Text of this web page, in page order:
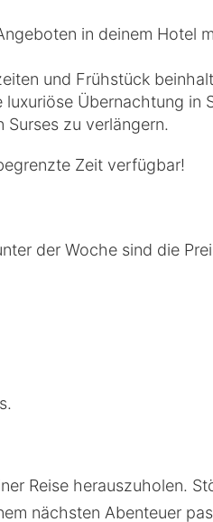
in deinem Hotel
und Frühstück
Übernachtung in
zu verlängern.
Zeit verfügbar!
der Woche sind die
Reise herauszuholen.
nächsten Abenteuer